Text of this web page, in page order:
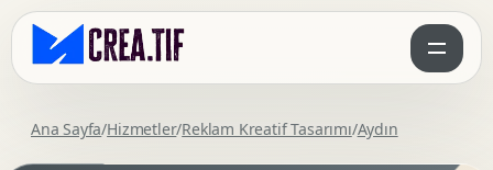
Ana Sayfa/Hizmetler/Reklam Kreatif Tasarımı/Aydın